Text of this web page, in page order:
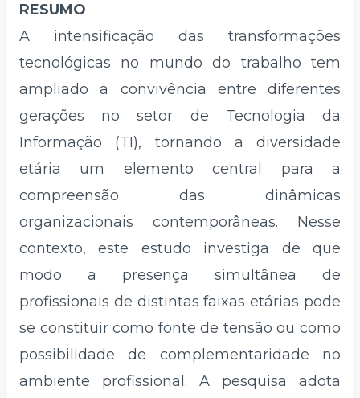
RESUMO
A intensificação das transformações
tecnológicas no mundo do trabalho tem
ampliado a convivência entre diferentes
gerações no setor de Tecnologia da
Informação (TI), tornando a diversidade
etária um elemento central para a
compreensão das dinâmicas
organizacionais contemporâneas. Nesse
contexto, este estudo investiga de que
modo a presença simultânea de
profissionais de distintas faixas etárias pode
se constituir como fonte de tensão ou como
possibilidade de complementaridade no
ambiente profissional. A pesquisa adota